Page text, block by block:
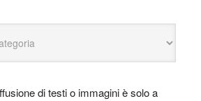
di testi o immagini è solo a